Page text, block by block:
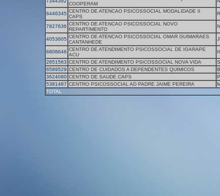
COOPERAM
6446345 CENTRO DE ATENCAO PSICOSSOCIAL MODALIDADE II
CAPS
7827636 CENTRO DE ATENCAO PSICOSSOCIAL NOVO
REPARTIMENTO
4053605 CENTRO DE ATENCAO PSICOSSOCIAL OMAR GUIMARAES
CANTANHEDE
6808646 CENTRO DE ATENDIMENTO PSICOSSOCIAL DE IGARAPE
ACU
2851563 CENTRO DE ATENDIMENTO PSICOSSOCIAL NOVA VIDA
6589529 CENTRO DE CUIDADOS A DEPENDENTES QUIMICOS
3624080 CENTRO DE SAUDE CAPS
5381487 CENTRO PSICOSSOCIAL AD PADRE JAIME PEREIRA
TOTAL